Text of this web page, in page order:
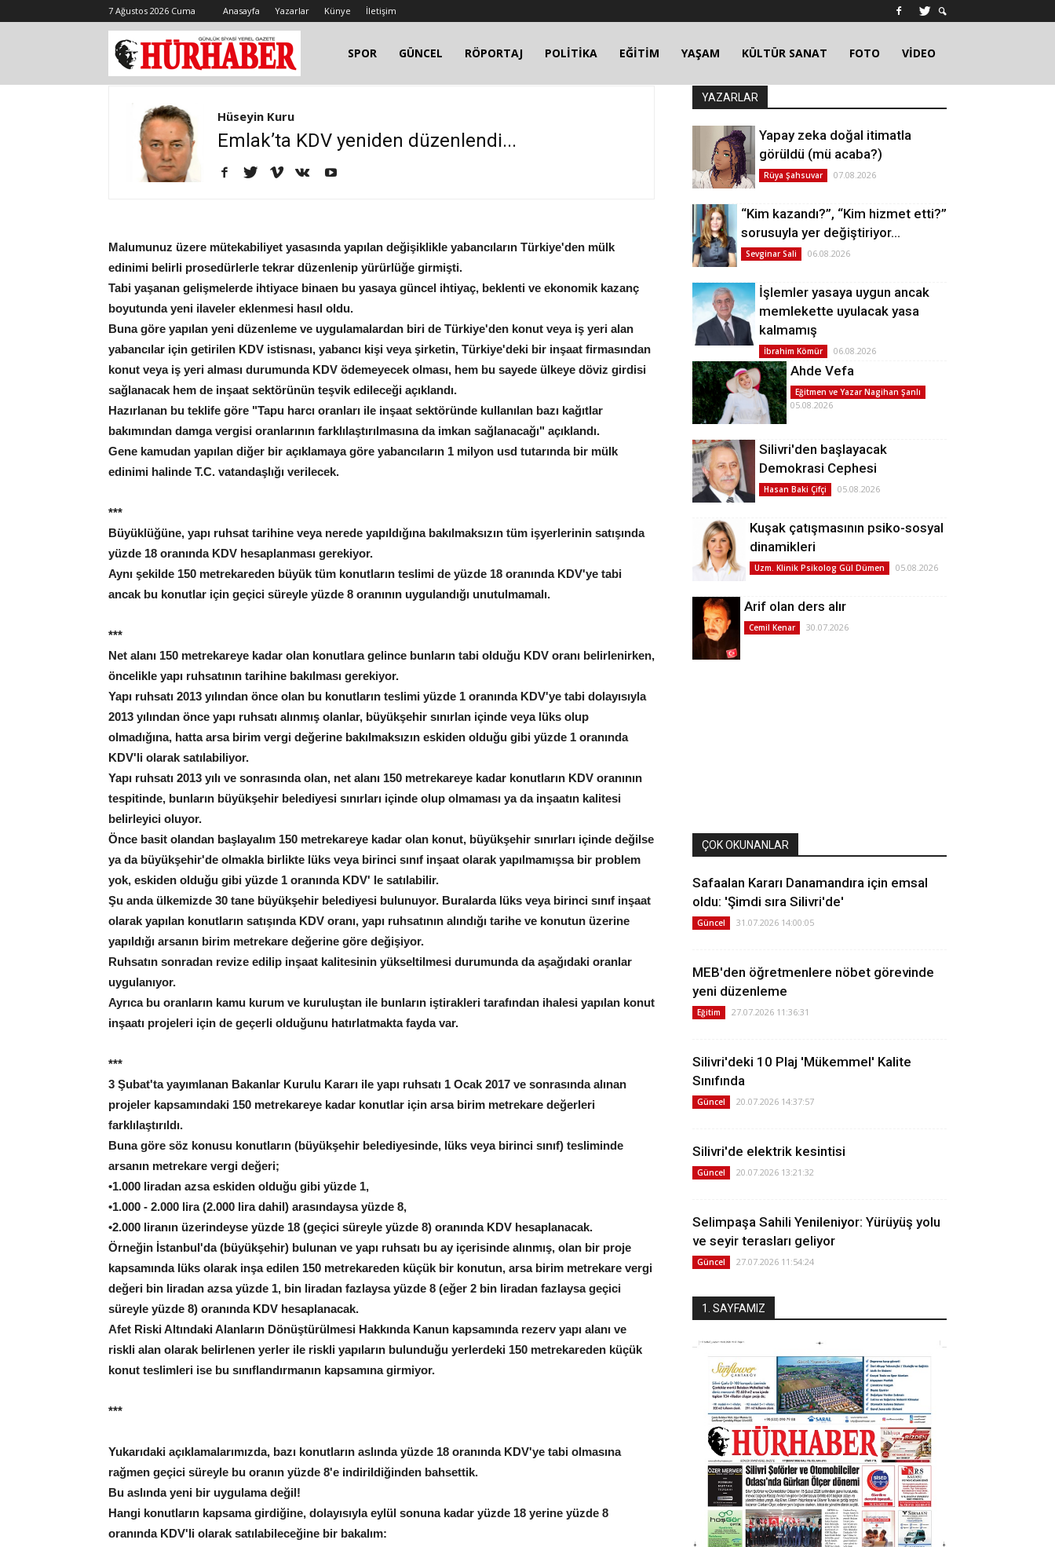
7 Ağustos 2026 Cuma Anasayfa Yazarlar Künye İletişim
SPOR GÜNCEL RÖPORTAJ POLİTİKA EĞİTİM YAŞAM KÜLTÜR SANAT FOTO VİDEO
Hüseyin Kuru
Emlak’ta KDV yeniden düzenlendi...
Malumunuz üzere mütekabiliyet yasasında yapılan değişiklikle yabancıların Türkiye'den mülk
edinimi belirli prosedürlerle tekrar düzenlenip yürürlüğe girmişti.
Tabi yaşanan gelişmelerde ihtiyace binaen bu yasaya güncel ihtiyaç, beklenti ve ekonomik kazanç
boyutunda yeni ilaveler eklenmesi hasıl oldu.
Buna göre yapılan yeni düzenleme ve uygulamalardan biri de Türkiye'den konut veya iş yeri alan
yabancılar için getirilen KDV istisnası, yabancı kişi veya şirketin, Türkiye'deki bir inşaat firmasından
konut veya iş yeri alması durumunda KDV ödemeyecek olması, hem bu sayede ülkeye döviz girdisi
sağlanacak hem de inşaat sektörünün teşvik edileceği açıklandı.
Hazırlanan bu teklife göre "Tapu harcı oranları ile inşaat sektöründe kullanılan bazı kağıtlar
bakımından damga vergisi oranlarının farklılaştırılmasına da imkan sağlanacağı" açıklandı.
Gene kamudan yapılan diğer bir açıklamaya göre yabancıların 1 milyon usd tutarında bir mülk
edinimi halinde T.C. vatandaşlığı verilecek.
***
Büyüklüğüne, yapı ruhsat tarihine veya nerede yapıldığına bakılmaksızın tüm işyerlerinin satışında
yüzde 18 oranında KDV hesaplanması gerekiyor.
Aynı şekilde 150 metrekareden büyük tüm konutların teslimi de yüzde 18 oranında KDV'ye tabi
ancak bu konutlar için geçici süreyle yüzde 8 oranının uygulandığı unutulmamalı.
***
Net alanı 150 metrekareye kadar olan konutlara gelince bunların tabi olduğu KDV oranı belirlenirken,
öncelikle yapı ruhsatının tarihine bakılması gerekiyor.
Yapı ruhsatı 2013 yılından önce olan bu konutların teslimi yüzde 1 oranında KDV'ye tabi dolayısıyla
2013 yılından önce yapı ruhsatı alınmış olanlar, büyükşehir sınırlan içinde veya lüks olup
olmadığına, hatta arsa birim vergi değerine bakılmaksızın eskiden olduğu gibi yüzde 1 oranında
KDV'li olarak satılabiliyor.
Yapı ruhsatı 2013 yılı ve sonrasında olan, net alanı 150 metrekareye kadar konutların KDV oranının
tespitinde, bunların büyükşehir belediyesi sınırları içinde olup olmaması ya da inşaatın kalitesi
belirleyici oluyor.
Önce basit olandan başlayalım 150 metrekareye kadar olan konut, büyükşehir sınırları içinde değilse
ya da büyükşehir'de olmakla birlikte lüks veya birinci sınıf inşaat olarak yapılmamışsa bir problem
yok, eskiden olduğu gibi yüzde 1 oranında KDV' le satılabilir.
Şu anda ülkemizde 30 tane büyükşehir belediyesi bulunuyor. Buralarda lüks veya birinci sınıf inşaat
olarak yapılan konutların satışında KDV oranı, yapı ruhsatının alındığı tarihe ve konutun üzerine
yapıldığı arsanın birim metrekare değerine göre değişiyor.
Ruhsatın sonradan revize edilip inşaat kalitesinin yükseltilmesi durumunda da aşağıdaki oranlar
uygulanıyor.
Ayrıca bu oranların kamu kurum ve kuruluştan ile bunların iştirakleri tarafından ihalesi yapılan konut
inşaatı projeleri için de geçerli olduğunu hatırlatmakta fayda var.
***
3 Şubat'ta yayımlanan Bakanlar Kurulu Kararı ile yapı ruhsatı 1 Ocak 2017 ve sonrasında alınan
projeler kapsamındaki 150 metrekareye kadar konutlar için arsa birim metrekare değerleri
farklılaştırıldı.
Buna göre söz konusu konutların (büyükşehir belediyesinde, lüks veya birinci sınıf) tesliminde
arsanın metrekare vergi değeri;
•1.000 liradan azsa eskiden olduğu gibi yüzde 1,
•1.000 - 2.000 lira (2.000 lira dahil) arasındaysa yüzde 8,
•2.000 liranın üzerindeyse yüzde 18 (geçici süreyle yüzde 8) oranında KDV hesaplanacak.
Örneğin İstanbul'da (büyükşehir) bulunan ve yapı ruhsatı bu ay içerisinde alınmış, olan bir proje
kapsamında lüks olarak inşa edilen 150 metrekareden küçük bir konutun, arsa birim metrekare vergi
değeri bin liradan azsa yüzde 1, bin liradan fazlaysa yüzde 8 (eğer 2 bin liradan fazlaysa geçici
süreyle yüzde 8) oranında KDV hesaplanacak.
Afet Riski Altındaki Alanların Dönüştürülmesi Hakkında Kanun kapsamında rezerv yapı alanı ve
riskli alan olarak belirlenen yerler ile riskli yapıların bulunduğu yerlerdeki 150 metrekareden küçük
konut teslimleri ise bu sınıflandırmanın kapsamına girmiyor.
***
Yukarıdaki açıklamalarımızda, bazı konutların aslında yüzde 18 oranında KDV'ye tabi olmasına
rağmen geçici süreyle bu oranın yüzde 8'e indirildiğinden bahsettik.
Bu aslında yeni bir uygulama değil!
Hangi konutların kapsama girdiğine, dolayısıyla eylül sonuna kadar yüzde 18 yerine yüzde 8
oranında KDV'li olarak satılabileceğine bir bakalım:
YAZARLAR
Yapay zeka doğal itimatla
görüldü (mü acaba?)
Rüya Şahsuvar 07.08.2026
“Kim kazandı?”, “Kim hizmet etti?”
sorusuyla yer değiştiriyor…
Sevginar Sali 06.08.2026
İşlemler yasaya uygun ancak
memlekette uyulacak yasa
kalmamış
İbrahim Kömür 06.08.2026
Ahde Vefa
Eğitmen ve Yazar Nagihan Şanlı
05.08.2026
Silivri'den başlayacak
Demokrasi Cephesi
Hasan Baki Çifçi 05.08.2026
Kuşak çatışmasının psiko-sosyal
dinamikleri
Uzm. Klinik Psikolog Gül Dümen 05.08.2026
Arif olan ders alır
Cemil Kenar 30.07.2026
ÇOK OKUNANLAR
Safaalan Kararı Danamandıra için emsal
oldu: 'Şimdi sıra Silivri'de'
Güncel 31.07.2026 14:00:05
MEB'den öğretmenlere nöbet görevinde
yeni düzenleme
Eğitim 27.07.2026 11:36:31
Silivri'deki 10 Plaj 'Mükemmel' Kalite
Sınıfında
Güncel 20.07.2026 14:37:57
Silivri'de elektrik kesintisi
Güncel 20.07.2026 13:21:32
Selimpaşa Sahili Yenileniyor: Yürüyüş yolu
ve seyir terasları geliyor
Güncel 27.07.2026 11:54:24
1. SAYFAMIZ